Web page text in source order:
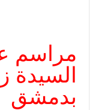
مراسم
السيدة
بدمشق